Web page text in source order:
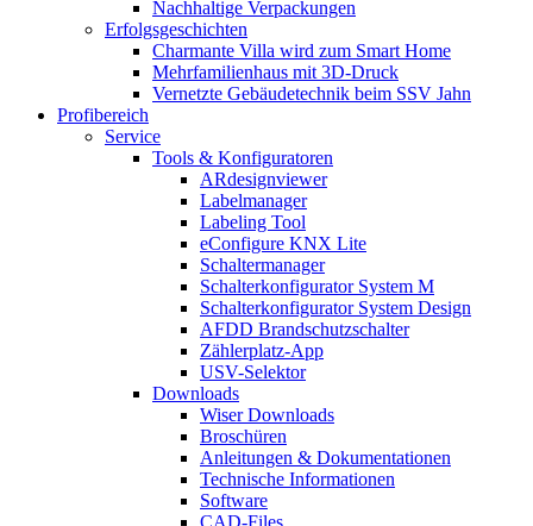
Nachhaltige Verpackungen
Erfolgsgeschichten
Charmante Villa wird zum Smart Home
Mehrfamilienhaus mit 3D-Druck
Vernetzte Gebäudetechnik beim SSV Jahn
Profibereich
Service
Tools & Konfiguratoren
ARdesignviewer
Labelmanager
Labeling Tool
eConfigure KNX Lite
Schaltermanager
Schalterkonfigurator System M
Schalterkonfigurator System Design
AFDD Brandschutzschalter
Zählerplatz-App
USV-Selektor
Downloads
Wiser Downloads
Broschüren
Anleitungen & Dokumentationen
Technische Informationen
Software
CAD-Files